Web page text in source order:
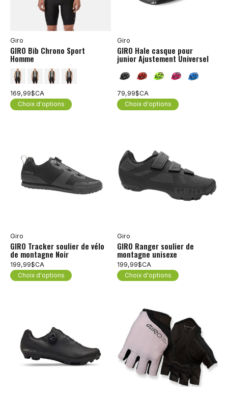
Giro
GIRO Bib Chrono Sport
Homme
169,99$CA
Choix d'options
Giro
GIRO Hale casque pour
junior Ajustement Universel
79,99$CA
Choix d'options
Giro
GIRO Tracker soulier de vélo
de montagne Noir
199,99$CA
Choix d'options
Giro
GIRO Ranger soulier de
montagne unisexe
199,99$CA
Choix d'options